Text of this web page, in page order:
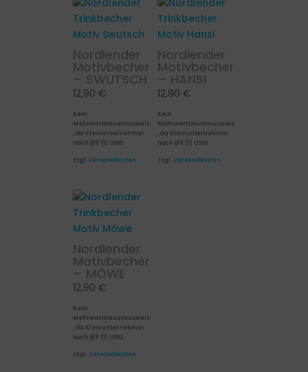
Nordlender
Motivbecher
– SWUTSCH
12,90 €
Kein
Mehrwertsteuerausweis
, da Kleinunternehmer
nach §19 (1) UStG.
zzgl. Versandkosten
Nordlender
Motivbecher
– HANSI
12,90 €
Kein
Mehrwertsteuerausweis
, da Kleinunternehmer
nach §19 (1) UStG.
zzgl. Versandkosten
Nordlender
Motivbecher
– MÖWE
12,90 €
Kein
Mehrwertsteuerausweis
, da Kleinunternehmer
nach §19 (1) UStG.
zzgl. Versandkosten